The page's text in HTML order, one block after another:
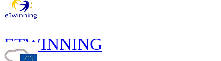
ETWINNING